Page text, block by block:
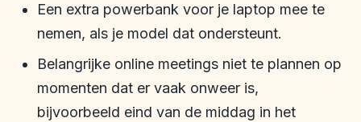
Een extra powerbank voor je laptop mee te
nemen, als je model dat ondersteunt.
Belangrijke online meetings niet te plannen op
momenten dat er vaak onweer is,
bijvoorbeeld eind van de middag in het